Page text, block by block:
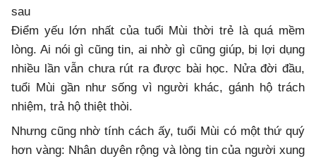
sau
Điểm yếu lớn nhất của tuổi Mùi thời trẻ là quá mềm
lòng. Ai nói gì cũng tin, ai nhờ gì cũng giúp, bị lợi dụng
nhiều lần vẫn chưa rút ra được bài học. Nửa đời đầu,
tuổi Mùi gần như sống vì người khác, gánh hộ trách
nhiệm, trả hộ thiệt thòi.
Nhưng cũng nhờ tính cách ấy, tuổi Mùi có một thứ quý
hơn vàng: Nhân duyên rộng và lòng tin của người xung